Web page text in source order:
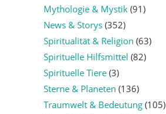
Mythologie & Mystik(91)
News & Storys(352)
Spiritualität & Religion (63)
Spirituelle Hilfsmittel (82)
Spirituelle Tiere(3)
Sterne & Planeten (136)
Traumwelt & Bedeutung(105)